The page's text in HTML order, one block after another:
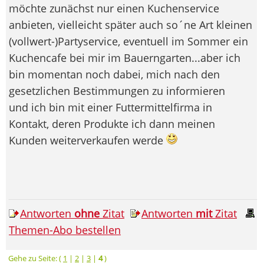
möchte zunächst nur einen Kuchenservice
anbieten, vielleicht später auch so´ne Art kleinen
(vollwert-)Partyservice, eventuell im Sommer ein
Kuchencafe bei mir im Bauerngarten...aber ich
bin momentan noch dabei, mich nach den
gesetzlichen Bestimmungen zu informieren
und ich bin mit einer Futtermittelfirma in
Kontakt, deren Produkte ich dann meinen
Kunden weiterverkaufen werde
Antworten ohne Zitat Antworten mitZitat
Themen-Abo bestellen
Gehe zu Seite: ( 1 | 2 | 3 | 4)